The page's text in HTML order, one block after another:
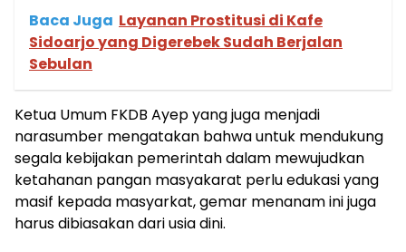
Baca Juga Layanan Prostitusi di Kafe
Sidoarjo yang Digerebek Sudah Berjalan
Sebulan
Ketua Umum FKDB Ayep yang juga menjadi
narasumber mengatakan bahwa untuk mendukung
segala kebijakan pemerintah dalam mewujudkan
ketahanan pangan masyakarat perlu edukasi yang
masif kepada masyarkat, gemar menanam ini juga
harus dibiasakan dari usia dini.